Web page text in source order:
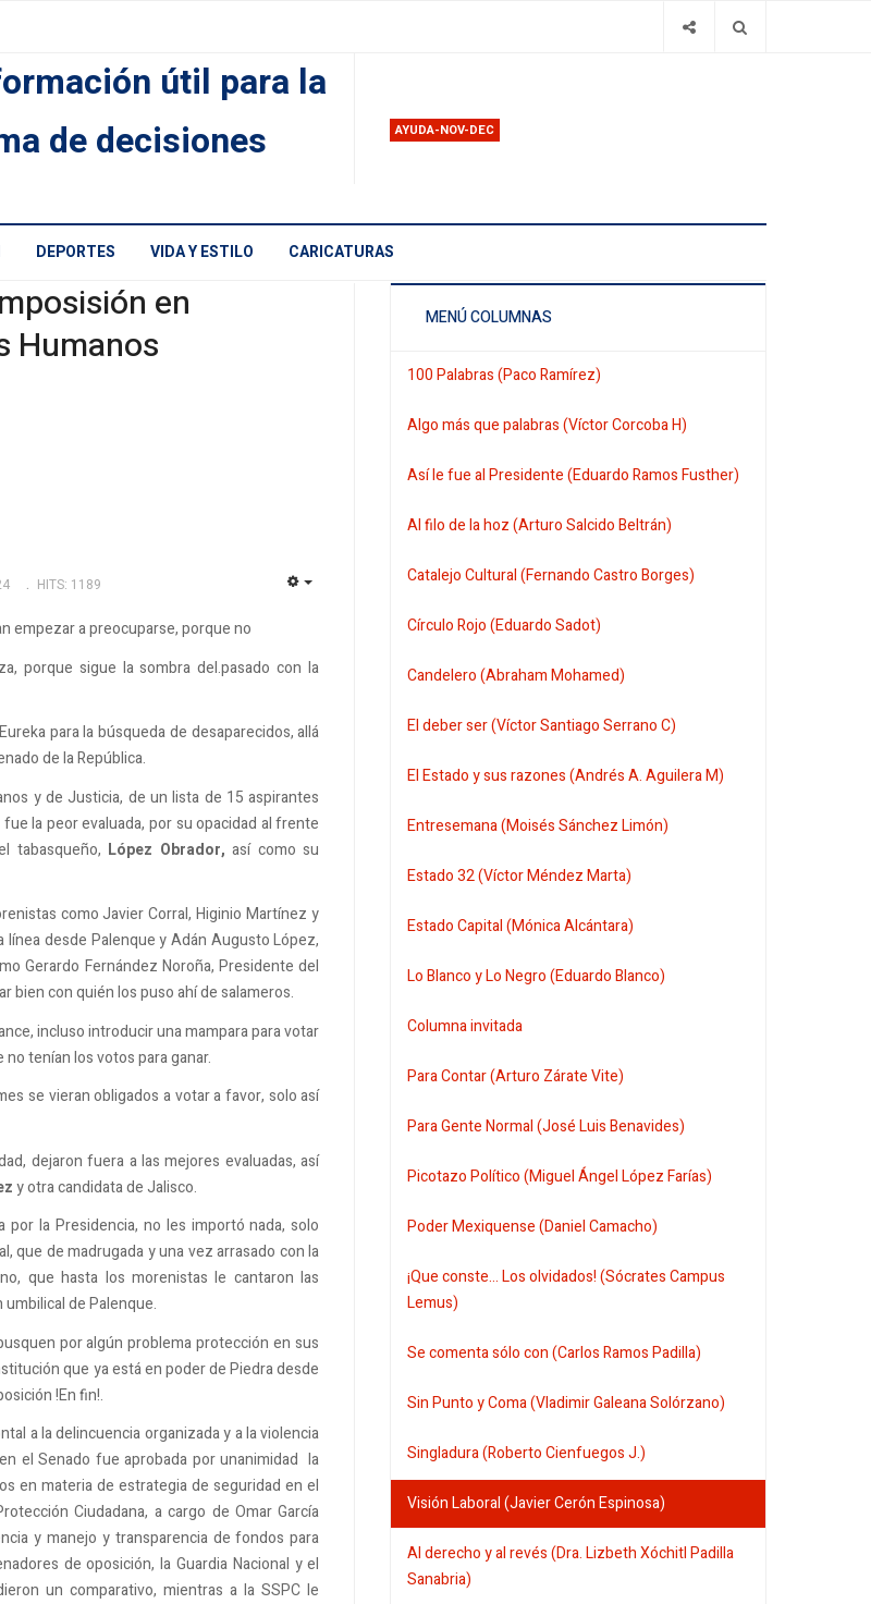
útil para la
de decisiones
AYUDA-NOV-DEC
DEPORTES VIDA Y ESTILO CARICATURAS
en
Humanos
HITS: 1189
empezar a preocuparse, porque no
porque sigue la sombra del.pasado con la
para la búsqueda de desaparecidos, allá
de la República.
y de Justicia, de un lista de 15 aspirantes
la peor evaluada, por su opacidad al frente
tabasqueño, López Obrador, así como su
como Javier Corral, Higinio Martínez y
desde Palenque y Adán Augusto López,
Gerardo Fernández Noroña, Presidente del
bien con quién los puso ahí de salameros.
incluso introducir una mampara para votar
tenían los votos para ganar.
se vieran obligados a votar a favor, solo así
dejaron fuera a las mejores evaluadas, así
y otra candidata de Jalisco.
por la Presidencia, no les importó nada, solo
que de madrugada y una vez arrasado con la
que hasta los morenistas le cantaron las
de Palenque.
por algún problema protección en sus
que ya está en poder de Piedra desde
!En fin!.
a la delincuencia organizada y a la violencia
el Senado fue aprobada por unanimidad la
en materia de estrategia de seguridad en el
Ciudadana, a cargo de Omar García
y manejo y transparencia de fondos para
de oposición, la Guardia Nacional y el
un comparativo, mientras a la SSPC le
MENÚ COLUMNAS
100 Palabras (Paco Ramírez)
Algo más que palabras (Víctor Corcoba H)
Así le fue al Presidente (Eduardo Ramos Fusther)
Al filo de la hoz (Arturo Salcido Beltrán)
Catalejo Cultural (Fernando Castro Borges)
Círculo Rojo (Eduardo Sadot)
Candelero (Abraham Mohamed)
El deber ser (Víctor Santiago Serrano C)
El Estado y sus razones (Andrés A. Aguilera M)
Entresemana (Moisés Sánchez Limón)
Estado 32 (Víctor Méndez Marta)
Estado Capital (Mónica Alcántara)
Lo Blanco y Lo Negro (Eduardo Blanco)
Columna invitada
Para Contar (Arturo Zárate Vite)
Para Gente Normal (José Luis Benavides)
Picotazo Político (Miguel Ángel López Farías)
Poder Mexiquense (Daniel Camacho)
¡Que conste... Los olvidados! (Sócrates Campus
Lemus)
Se comenta sólo con (Carlos Ramos Padilla)
Sin Punto y Coma (Vladimir Galeana Solórzano)
Singladura (Roberto Cienfuegos J.)
Visión Laboral (Javier Cerón Espinosa)
Al derecho y al revés (Dra. Lizbeth Xóchitl Padilla
Sanabria)